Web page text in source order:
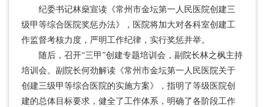
纪委书记林燊宣读《常州市金坛第一人民医院创建三
级甲等综合医院奖惩办法》，医院将加大对各科室创建工
作监督考核力度，严明工作纪律，实行奖惩并举。
随后，召开“三甲”创建专题培训会，副院长林之枫主持
培训会。副院长何劲解读《常州市金坛第一人民医院关于
创建三级甲等综合医院的实施方案》，指明了等级医院创
建的总体目标要求，健全了工作体系，明确了各阶段工作